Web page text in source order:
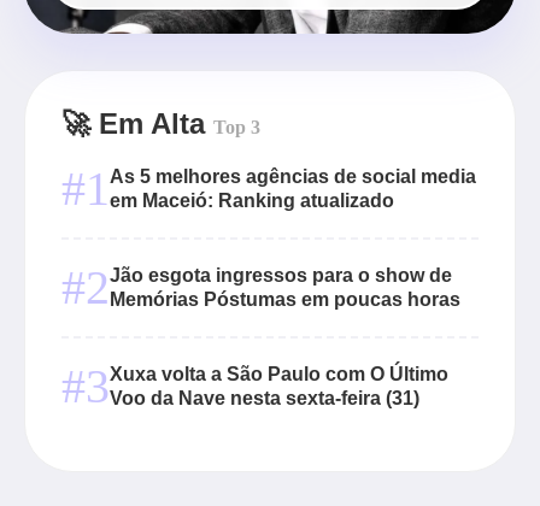
🚀 Em Alta Top 3
#1As 5 melhores agências de social media
em Maceió: Ranking atualizado
#2Jão esgota ingressos para o show de
Memórias Póstumas em poucas horas
#3Xuxa volta a São Paulo com O Último
Voo da Nave nesta sexta-feira (31)